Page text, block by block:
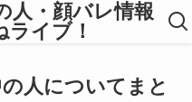
人・顔バレ情報
ライブ！
人についてまと